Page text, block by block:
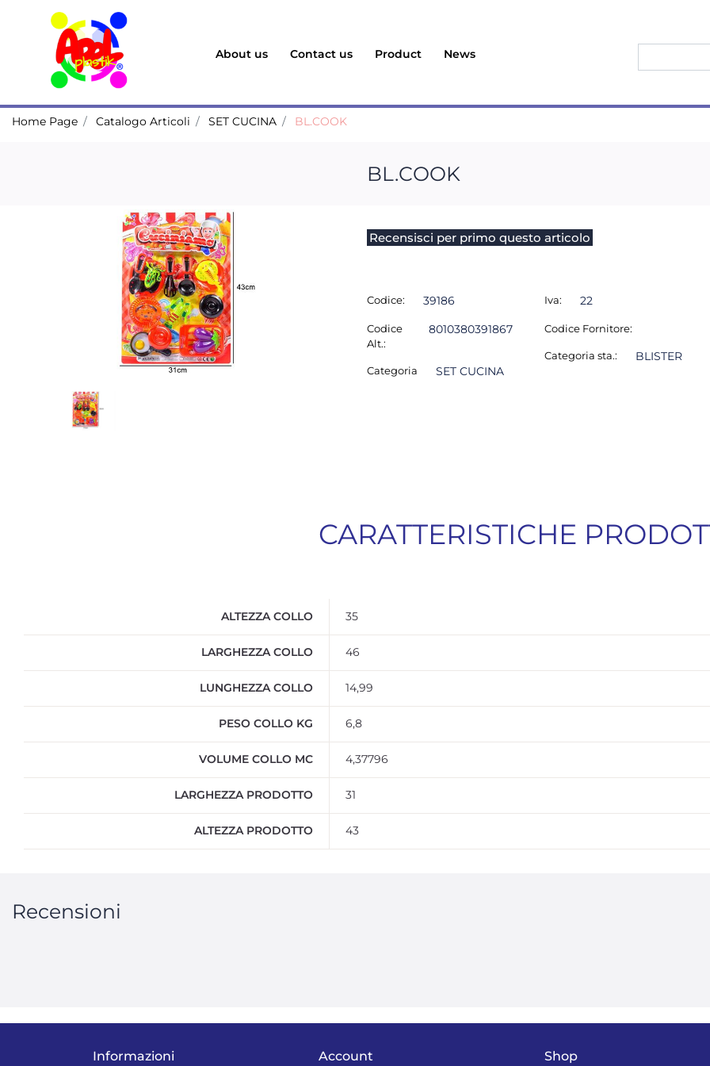
About us Contact us Product News
Home Page Catalogo Articoli SET CUCINA BL.COOK
BL.COOK
Recensisci per primo questo articolo
Codice: 39186
Codice
Alt.:
8010380391867
Categoria SET CUCINA
Iva: 22
Codice Fornitore:
Categoria sta.: BLISTER
CARATTERISTICHE
ALTEZZA COLLO 35
LARGHEZZA COLLO 46
LUNGHEZZA COLLO 14,99
PESO COLLO KG 6,8
VOLUME COLLO MC 4,37796
LARGHEZZA PRODOTTO 31
ALTEZZA PRODOTTO 43
Recensioni
Informazioni Account Shop